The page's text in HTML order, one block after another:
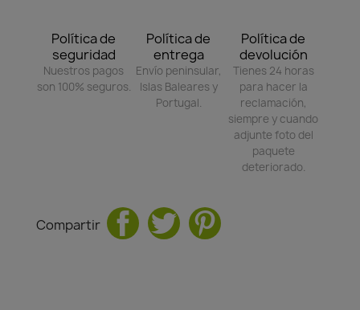
Política de
seguridad
Nuestros pagos
son 100% seguros.
Política de
entrega
Envío peninsular,
Islas Baleares y
Portugal.
Política de
devolución
Tienes 24 horas
para hacer la
reclamación,
siempre y cuando
adjunte foto del
paquete
deteriorado.
Compartir